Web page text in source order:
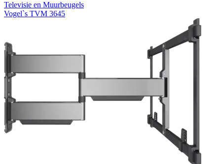
Televisie en Muurbeugels
Vogel`s TVM 3645